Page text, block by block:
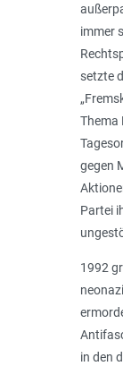
immer
setzte
Thema
gegen
Partei
1992
in den